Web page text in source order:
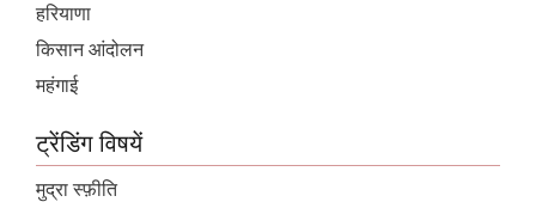
हरियाणा
किसान आंदोलन
महंगाई
ट्रेंडिंग विषयें
मुद्रा स्फ़ीति